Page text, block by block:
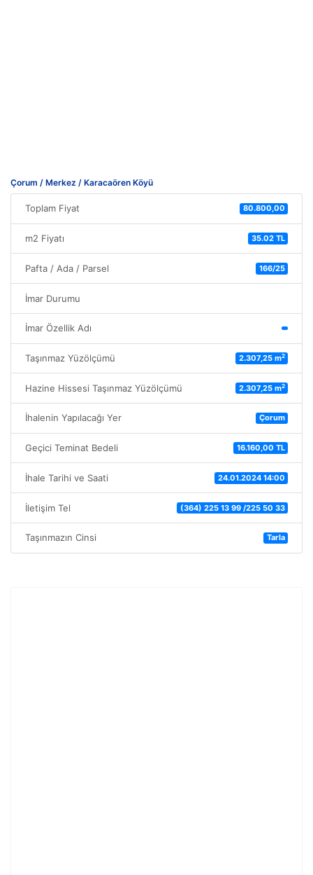
Çorum / Merkez / Karacaören Köyü
Toplam Fiyat 80.800,00
m2 Fiyatı 35.02 TL
Pafta / Ada / Parsel 166/25
İmar Durumu
İmar Özellik Adı
Taşınmaz Yüzölçümü 2.307,25 m2
Hazine Hissesi Taşınmaz Yüzölçümü 2.307,25 m2
İhalenin Yapılacağı Yer Çorum
Geçici Teminat Bedeli 16.160,00 TL
İhale Tarihi ve Saati 24.01.2024 14:00
İletişim Tel (364) 225 13 99 /225 50 33
Taşınmazın Cinsi Tarla